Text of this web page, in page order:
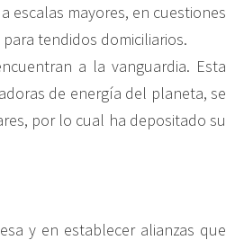
escalas mayores, en cuestiones
tendidos domiciliarios.
a la vanguardia. Esta
de energía del planeta, se
por lo cual ha depositado su
y en establecer alianzas que